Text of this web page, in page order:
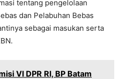
tentang pengelolaan
dan Pelabuhan Bebas
sebagai masukan serta
VI DPR RI, BP Batam